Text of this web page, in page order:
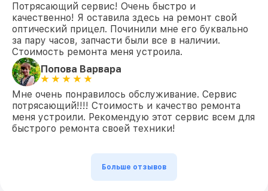
Потрясающий сервис! Очень быстро и
качественно! Я оставила здесь на ремонт свой
оптический прицел. Починили мне его буквально
за пару часов, запчасти были все в наличии.
Стоимость ремонта меня устроила.
Попова Варвара
Мне очень понравилось обслуживание. Сервис
потрясающий!!!! Стоимость и качество ремонта
меня устроили. Рекомендую этот сервис всем для
быстрого ремонта своей техники!
Больше отзывов